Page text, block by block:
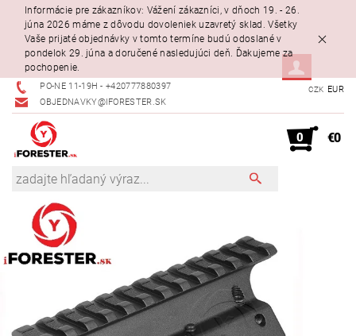
Informácie pre zákazníkov: Vážení zákazníci, v dňoch 19. - 26.
júna 2026 máme z dôvodu dovoleniek uzavretý sklad. Všetky
Vaše prijaté objednávky v tomto termíne budú odoslané v
pondelok 29. júna a doručené nasledujúci deň. Ďakujeme za
pochopenie.
PO-NE 11-19H - +420777880397
OBJEDNAVKY@IFORESTER.SK
CZK EUR
0 €0